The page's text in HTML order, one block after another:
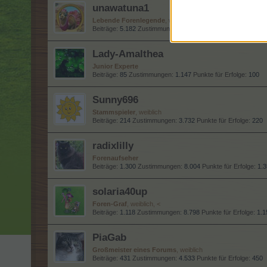
unawatuna1
Lebende Forenlegende , weiblich, <
Beiträge: 5.182 Zustimmungen:
Lady-Amalthea
Junior Experte
Beiträge: 85 Zustimmungen: 1.147 Punkte für Erfolge: 100
Sunny696
Stammspieler , weiblich
Beiträge: 214 Zustimmungen: 3.732 Punkte für Erfolge: 220
radixlilly
Forenaufseher
Beiträge: 1.300 Zustimmungen: 8.004 Punkte für Erfolge:
solaria40up
Foren-Graf , weiblich, <
Beiträge: 1.118 Zustimmungen: 8.798 Punkte für Erfolge:
PiaGab
Großmeister eines Forums , weiblich
Beiträge: 431 Zustimmungen: 4.533 Punkte für Erfolge: 450